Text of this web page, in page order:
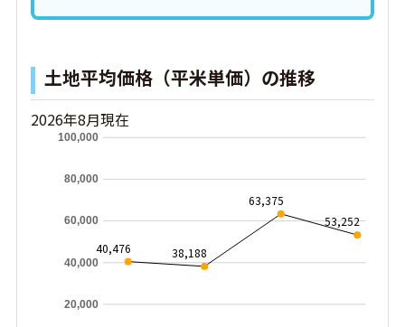
土地平均価格（平米単価）の推移
2026年8月現在
20,000
40,000
60,000
80,000
100,000
40,476 38,188
63,375
53,252